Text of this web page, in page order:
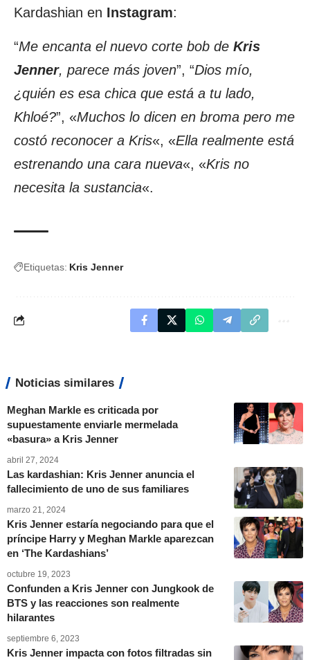
Kardashian en Instagram:
“Me encanta el nuevo corte bob de Kris
Jenner, parece más joven”, “Dios mío,
¿quién es esa chica que está a tu lado,
Khloé?”, «Muchos lo dicen en broma pero me
costó reconocer a Kris«, «Ella realmente está
estrenando una cara nueva«, «Kris no
necesita la sustancia«.
Etiquetas: Kris Jenner
Noticias similares
Meghan Markle es criticada por
supuestamente enviarle mermelada
«basura» a Kris Jenner
abril 27, 2024
Las kardashian: Kris Jenner anuncia el
fallecimiento de uno de sus familiares
marzo 21, 2024
Kris Jenner estaría negociando para que el
príncipe Harry y Meghan Markle aparezcan
en ‘The Kardashians’
octubre 19, 2023
Confunden a Kris Jenner con Jungkook de
BTS y las reacciones son realmente
hilarantes
septiembre 6, 2023
Kris Jenner impacta con fotos filtradas sin